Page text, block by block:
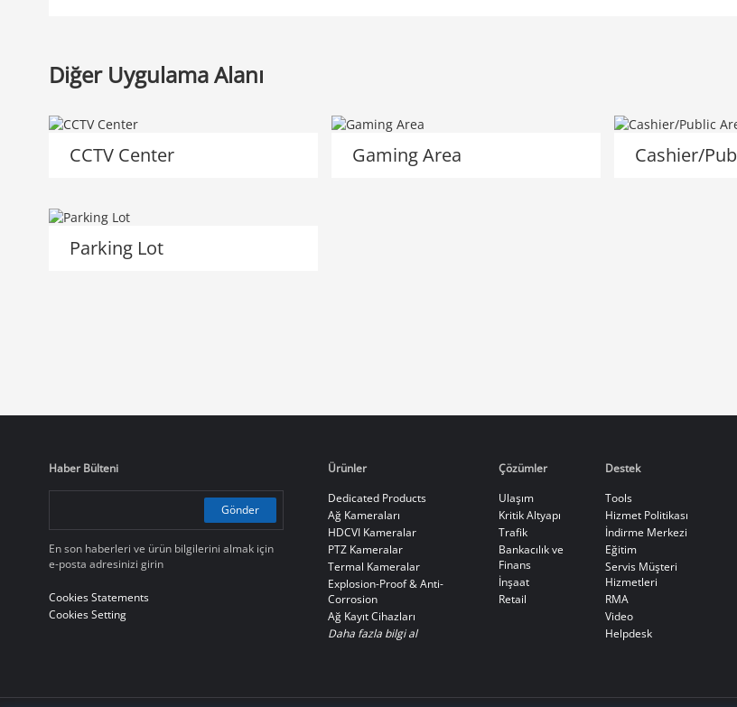
Diğer Uygulama Alanı
CCTV Center Gaming Area Cashier/
Parking Lot
Haber Bülteni
Gönder
En son haberleri ve ürün bilgilerini almak için
e-posta adresinizi girin
Cookies Statements
Cookies Setting
Ürünler
Dedicated Products
Ağ Kameraları
HDCVI Kameralar
PTZ Kameralar
Termal Kameralar
Explosion-Proof & Anti-
Corrosion
Ağ Kayıt Cihazları
Daha fazla bilgi al
Çözümler
Ulaşım
Kritik Altyapı
Trafik
Bankacılık ve
Finans
İnşaat
Retail
Destek
Tools
Hizmet Politikası
İndirme Merkezi
Eğitim
Servis Müşteri
Hizmetleri
RMA
Video
Helpdesk